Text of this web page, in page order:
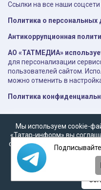
Ссылки на все наши соцсети
Политика о персональных
Антикоррупционная
АО «ТАТМЕДИА»
для персонализации
пользователей сайтом.
можно отменить в
Политика
Мы используем cookie-
«Татар-информ» вы
cookie в соответствии с
наобработку
персональных данных